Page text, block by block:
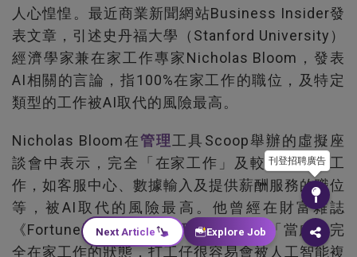
人心惶惶。最近商業新聞網站Business Insider發
表文章，引述史丹福大學（Stanford University）
經濟學家兼在家工作專家Nicholas Bloom，發表
AI相關的言論，指100%在家工作的職位，及特定
類型的工作被AI取代的風險最高。
Nicholas Bloom在管理工具Scoop舉辦的虛擬座
談會中表示，完全「在家工作」及較低水平的工
作，如客服中心、數據輸入及提供薪酬服務的職位
等，被AI取代的風險最高。他曾經在財富雜誌
《Fortune》舉辦的學術
研究會提及，「當處於完
全在家工作的狀態，打工仔很容易會被人工智能複
刊登招聘廣告
Next Article Explore Job